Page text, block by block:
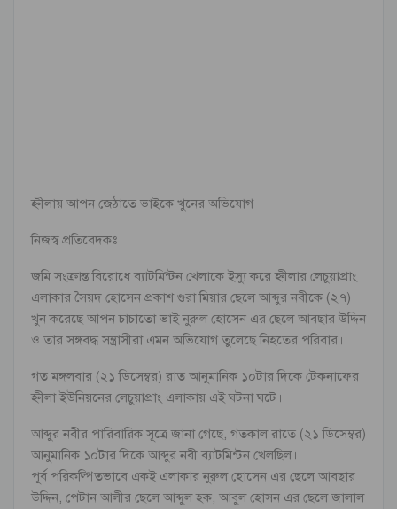
হ্নীলায় আপন জেঠাতে ভাইকে খুনের অভিযোগ
নিজস্ব প্রতিবেদকঃ
জমি সংক্রান্ত বিরোধে ব্যাটমিন্টন খেলাকে ইস্যু করে হ্নীলার লেচুয়াপ্রাং
এলাকার সৈয়দ হোসেন প্রকাশ গুরা মিয়ার ছেলে আব্দুর নবীকে (২৭)
খুন করেছে আপন চাচাতো ভাই নুরুল হোসেন এর ছেলে আবছার উদ্দিন
ও তার সঙ্গবদ্ধ সন্ত্রাসীরা এমন অভিযোগ তুলেছে নিহতের পরিবার।
গত মঙ্গলবার (২১ ডিসেম্বর) রাত আনুমানিক ১০টার দিকে টেকনাফের
হ্নীলা ইউনিয়নের লেচুয়াপ্রাং এলাকায় এই ঘটনা ঘটে।
আব্দুর নবীর পারিবারিক সূত্রে জানা গেছে, গতকাল রাতে (২১ ডিসেম্বর)
আনুমানিক ১০টার দিকে আব্দুর নবী ব্যাটমিন্টন খেলছিল।
পূর্ব পরিকল্পিতভাবে একই এলাকার নুরুল হোসেন এর ছেলে আবছার
উদ্দিন, পেটান আলীর ছেলে আব্দুল হক, আবুল হোসন এর ছেলে জালাল